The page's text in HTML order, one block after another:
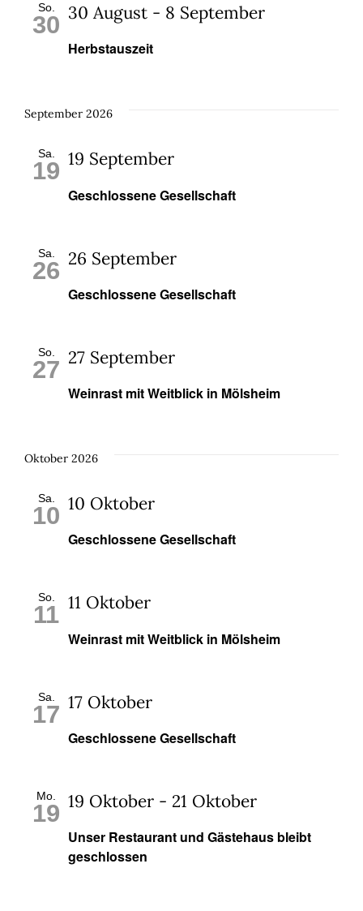
So.
30
Herbstauszeit
30 August - 8 September
September 2026
Sa.
19
Geschlossene Gesellschaft
19 September
Sa.
26
Geschlossene Gesellschaft
26 September
So.
27
Weinrast mit Weitblick in Mölsheim
27 September
Oktober 2026
Sa.
10
Geschlossene Gesellschaft
10 Oktober
So.
11
Weinrast mit Weitblick in Mölsheim
11 Oktober
Sa.
17
Geschlossene Gesellschaft
17 Oktober
Mo.
19
Unser Restaurant und Gästehaus bleibt
geschlossen
19 Oktober - 21 Oktober